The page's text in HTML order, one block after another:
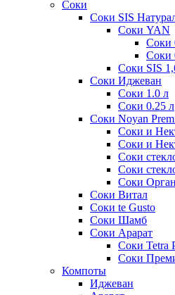
Соки
Соки SIS
Соки YAN
Соки
Соки
Соки SIS
Соки Иджеван
Соки 1.0 л
Соки 0.25 л
Соки Noyan
Соки и
Соки и
Соки
Соки
Соки
Соки Витал
Соки te Gusto
Соки Шамб
Соки Арарат
Соки Tetra
Соки
Компоты
Иджеван